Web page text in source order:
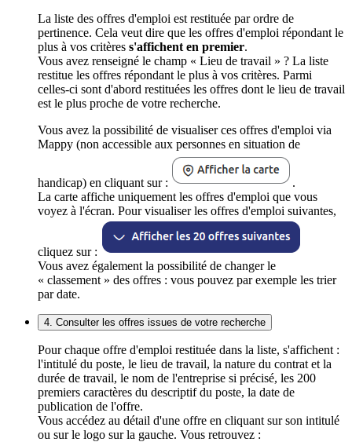
La liste des offres d'emploi est restituée par ordre de
pertinence. Cela veut dire que les offres d'emploi répondant le
plus à vos critères s'affichent en premier.
Vous avez renseigné le champ « Lieu de travail » ? La liste
restitue les offres répondant le plus à vos critères. Parmi
celles-ci sont d'abord restituées les offres dont le lieu de travail
est le plus proche de votre recherche.
Vous avez la possibilité de visualiser ces offres d'emploi via
Mappy (non accessible aux personnes en situation de
handicap) en cliquant sur :
.
La carte affiche uniquement les offres d'emploi que vous
voyez à l'écran. Pour visualiser les offres d'emploi suivantes,
cliquez sur :
Vous avez également la possibilité de changer le
« classement » des offres : vous pouvez par exemple les trier
par date.
4. Consulter les offres issues de votre recherche
Pour chaque offre d'emploi restituée dans la liste, s'affichent :
l'intitulé du poste, le lieu de travail, la nature du contrat et la
durée de travail, le nom de l'entreprise si précisé, les 200
premiers caractères du descriptif du poste, la date de
publication de l'offre.
Vous accédez au détail d'une offre en cliquant sur son intitulé
ou sur le logo sur la gauche. Vous retrouvez :